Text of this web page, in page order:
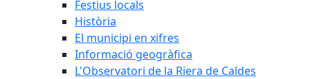
Festius locals
Història
El municipi en xifres
Informació geogràfica
L'Observatori de la Riera de Caldes